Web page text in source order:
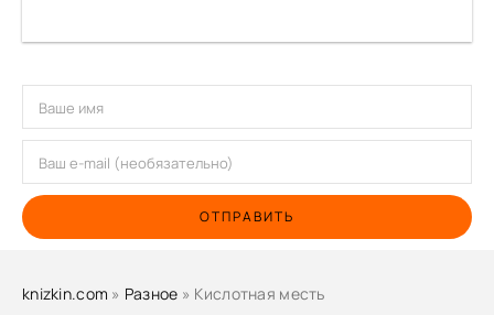
ОТПРАВИТЬ
knizkin.com » Разное » Кислотная месть